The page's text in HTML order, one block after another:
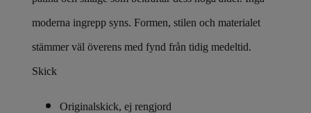
moderna ingrepp syns. Formen, stilen och materialet
stämmer väl överens med fynd från tidig medeltid.
Skick
Originalskick, ej rengjord